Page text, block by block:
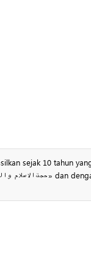
sejak 10 tahun